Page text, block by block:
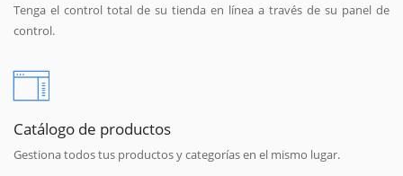
Tenga el control total de su tienda en línea a través de su panel de
control.
Catálogo de productos
Gestiona todos tus productos y categorías en el mismo lugar.